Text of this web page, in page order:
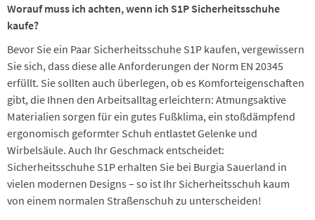
Worauf muss ich achten, wenn ich S1P Sicherheitsschuhe
kaufe?
Bevor Sie ein Paar Sicherheitsschuhe S1P kaufen, vergewissern
Sie sich, dass diese alle Anforderungen der Norm EN 20345
erfüllt. Sie sollten auch überlegen, ob es Komforteigenschaften
gibt, die Ihnen den Arbeitsalltag erleichtern: Atmungsaktive
Materialien sorgen für ein gutes Fußklima, ein stoßdämpfend
ergonomisch geformter Schuh entlastet Gelenke und
Wirbelsäule. Auch Ihr Geschmack entscheidet:
Sicherheitsschuhe S1P erhalten Sie bei Burgia Sauerland in
vielen modernen Designs – so ist Ihr Sicherheitsschuh kaum
von einem normalen Straßenschuh zu unterscheiden!